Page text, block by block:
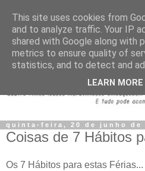
quinta-feira, 20 de junho de
Coisas de 7 Hábitos
Os 7 Hábitos para estas Férias...
This site uses cookies from
and to analyze traffic. Your IP
shared with Google along with
metrics to ensure quality of
statistics, and to detect and
LEARN MORE